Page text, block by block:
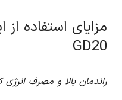
مزایای استفاده از
GD20
راندمان بالا و مصرف انرژی